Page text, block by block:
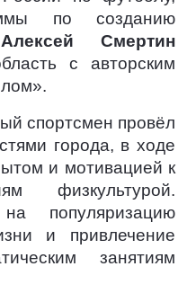
по созданию
Смертин
с авторским
спортсмен провёл
города, в ходе
и мотивацией к
физкультурой.
популяризацию
и привлечение
занятиям